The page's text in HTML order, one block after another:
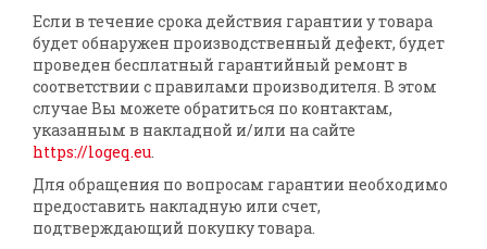
Если в течение срока действия гарантии у товара
будет обнаружен производственный дефект, будет
проведен бесплатный гарантийный ремонт в
соответствии с правилами производителя. В этом
случае Вы можете обратиться по контактам,
указанным в накладной и/или на сайте
https://logeq.eu.
Для обращения по вопросам гарантии необходимо
предоставить накладную или счет,
подтверждающий покупку товара.